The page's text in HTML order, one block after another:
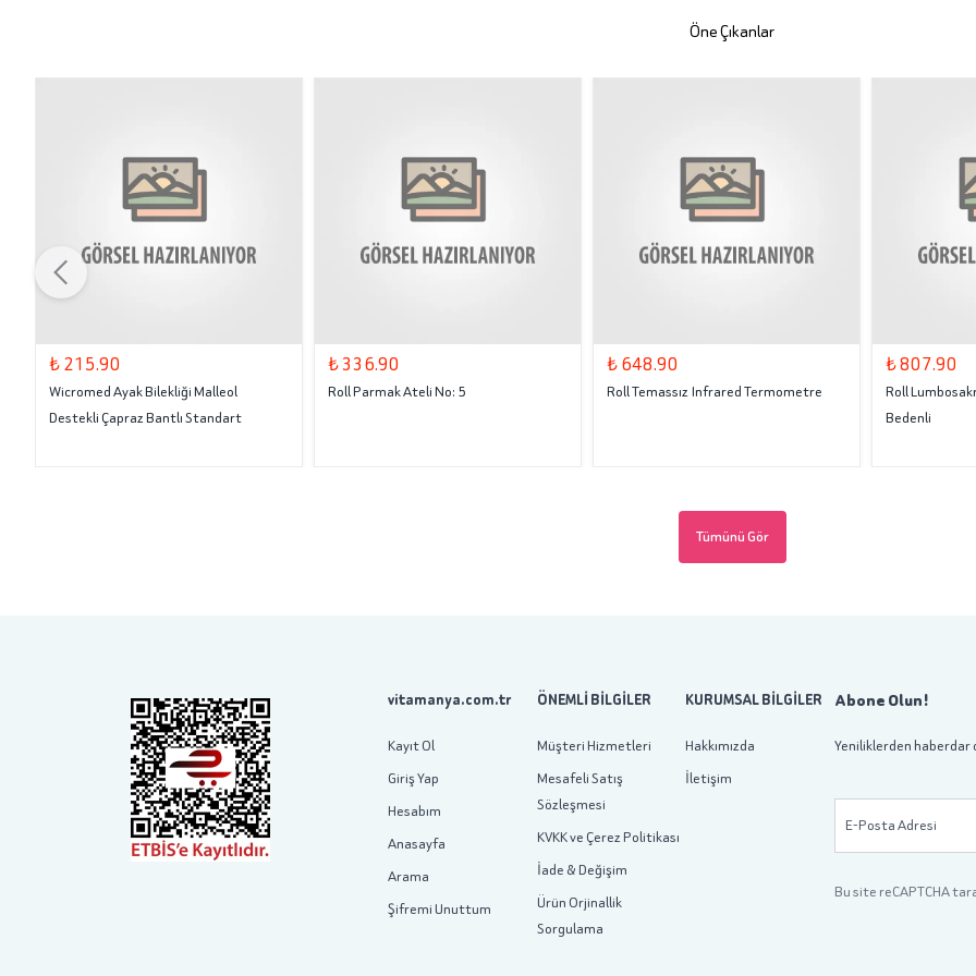
Öne Çıkanlar
₺ 215.90
Wicromed Ayak Bilekliği Malleol
Destekli Çapraz Bantlı Standart
₺ 336.90
Roll Parmak Ateli No: 5
₺ 648.90
Roll Temassız Infrared Termometre
₺ 807.90
Roll
Bedenli
Tümünü Gör
vitamanya.com.tr
Kayıt Ol
Giriş Yap
Hesabım
Anasayfa
Arama
Şifremi Unuttum
ÖNEMLİ BİLGİLER
Müşteri Hizmetleri
Mesafeli Satış
Sözleşmesi
KVKK ve Çerez Politikası
İade & Değişim
Ürün Orjinallik
Sorgulama
KURUMSAL BİLGİLER
Hakkımızda
İletişim
Abone Olun!
Yeniliklerden haberdar
E-Posta Adresi
Bu site reCAPTCHA